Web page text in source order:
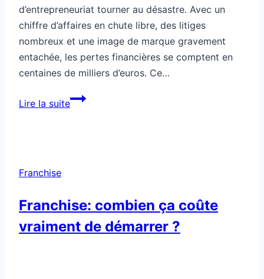
d’entrepreneuriat tourner au désastre. Avec un
chiffre d’affaires en chute libre, des litiges
nombreux et une image de marque gravement
entachée, les pertes financières se comptent en
centaines de milliers d’euros. Ce…
Lire la suiteCette
Franchise
Franchise: combien ça coûte
vraiment de démarrer ?